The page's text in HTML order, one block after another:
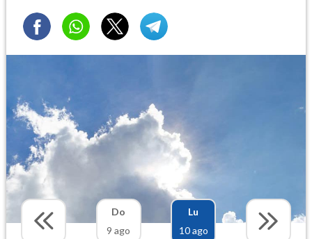
Do
9 ago
Lu
10 ago